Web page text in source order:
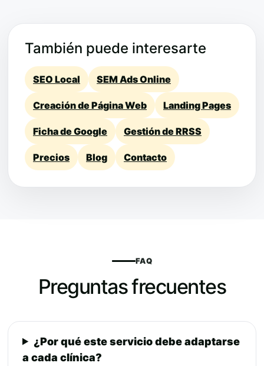
También puede interesarte
SEO Local SEM Ads Online
Creación de Página Web Landing Pages
Ficha de Google Gestión de RRSS
Precios Blog Contacto
FAQ
Preguntas frecuentes
¿Por qué este servicio debe adaptarse
a cada clínica?